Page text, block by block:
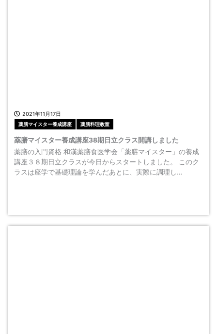
2021年11月17日
薬膳マイスター養成講座 薬膳料理教室
薬膳マイスター養成講座38期日立クラス開講しました
薬膳の入門資格 和漢薬膳食医学会「薬膳マイスター」の養成
講座３８期日立クラスが今日からスタートしました。 このク
ラスは座学で基礎理論を学んだあとに、実際に調理し…